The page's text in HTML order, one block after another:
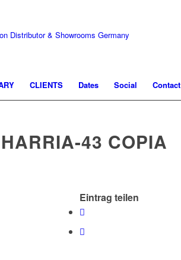
CLIENTS Dates Social Contact
43 COPIA
Eintrag teilen